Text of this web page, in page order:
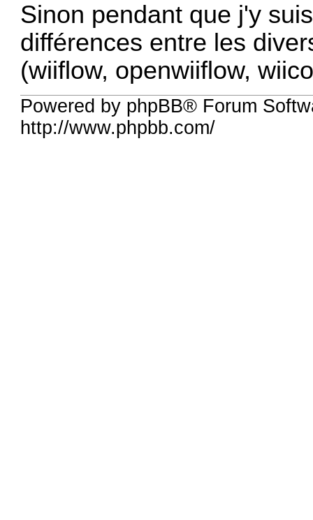
Sinon pendant que j'y
différences entre les
(wiiflow, openwiiflow,
Powered by phpBB® Forum
http://www.phpbb.com/